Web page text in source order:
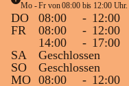
Mo - Fr von 08:00 bis 12:00 Uhr.
DO 08:00 - 12:00
FR
08:00 - 12:00
14:00
- 17:00
SA
Geschlossen
SO
Geschlossen
MO 08:00 - 12:00